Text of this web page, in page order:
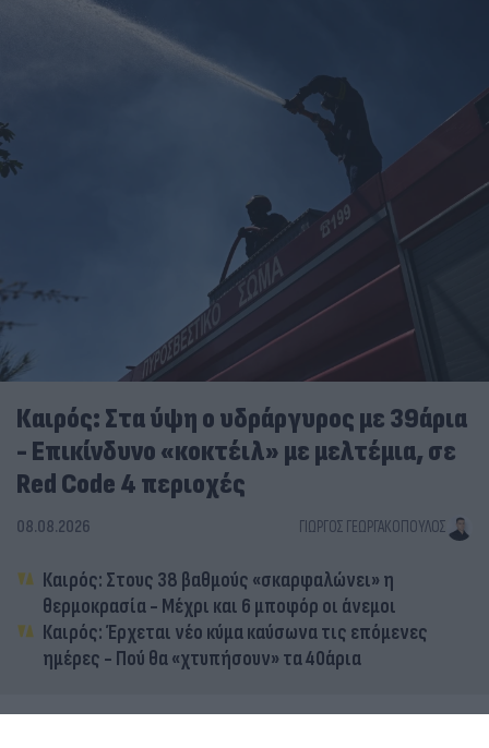
Καιρός: Στα ύψη ο υδράργυρος με 39άρια
- Επικίνδυνο «κοκτέιλ» με μελτέμια, σε
Red Code 4 περιοχές
08.08.2026 ΓΙΏΡΓΟΣ ΓΕΩΡΓΑΚΌΠΟΥΛΟΣ
Καιρός: Στους 38 βαθμούς «σκαρφαλώνει» η
θερμοκρασία - Μέχρι και 6 μποφόρ οι άνεμοι
Καιρός: Έρχεται νέο κύμα καύσωνα τις επόμενες
ημέρες - Πού θα «χτυπήσουν» τα 40άρια